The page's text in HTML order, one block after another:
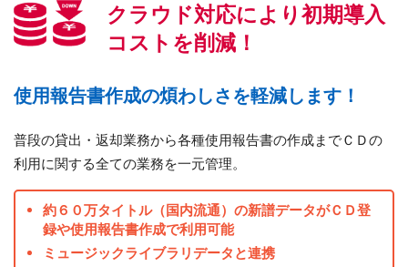
クラウド対応により 初期導入
コストを削減！
使用報告書作成の煩わしさを軽減します！
普段の貸出・返却業務から各種使用報告書の作成までＣＤの
利用に関する全ての業務を一元管理。
約６０万タイトル（国内流通）の新譜データがＣＤ登
録や使用報告書作成で利用可能
ミュージックライブラリデータと連携